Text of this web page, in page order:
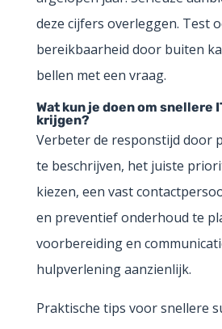
deze cijfers overleggen. Test
bereikbaarheid door buiten
bellen met een vraag.
Wat kun je doen om snellere
krijgen?
Verbeter de responstijd door
te beschrijven, het juiste
kiezen, een vast
en preventief onderhoud te
voorbereiding en
hulpverlening aanzienlijk.
Praktische tips voor snellere